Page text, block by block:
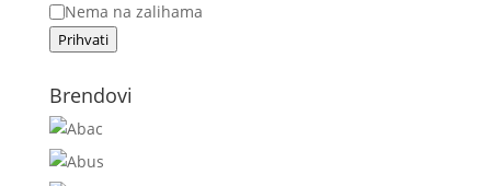
Nema na zalihama
Prihvati
Brendovi